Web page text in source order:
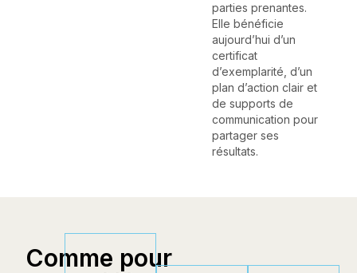
parties prenantes.
Elle bénéficie
aujourd’hui d’un
certificat
d’exemplarité, d’un
plan d’action clair et
de supports de
communication pour
partager ses
résultats.
Comme pour